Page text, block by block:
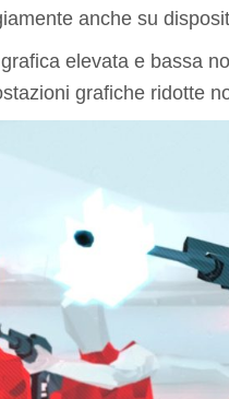
anche su
elevata e bassa
grafiche ridotte